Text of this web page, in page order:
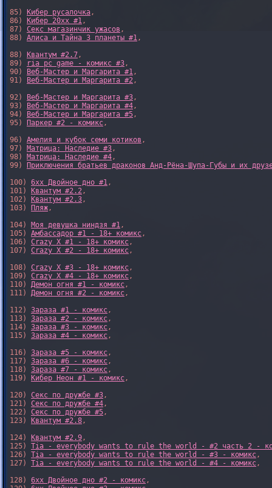
85) Кибер русалочка ,
86) Кибер 20xx #1 ,
87) Секс магазинчик ужасов ,
88) Алиса и Тайна 3 планеты #1 ,
88) Квантум #2.7 ,
89)
ria pc game - комикс #3 ,
90) Веб-Мастер и Маргарита #1 ,
91) Веб-Мастер и Маргарита #2 ,
92) Веб-Мастер и Маргарита #3 ,
93) Веб-Мастер и Маргарита #4 ,
94) Веб-Мастер и Маргарита #5 ,
95) Паркер #2 - комикс ,
96) Амелия и кубок семи котиков ,
97) Матрица: Наследие #3 ,
98) Матрица: Наследие #4 ,
99) Приключения братьев драконов Анд-Рёна-Шупа-Губы и их
100) 6xx Двойное дно #1 ,
101) Квантум #2.2 ,
102) Квантум #2.3 ,
103) Пляж ,
104) Моя девушка ниндзя #1 ,
105) Амбассадор #1 - 18+ комикс ,
106) Crazy X #1 - 18+ комикс ,
107) Crazy X #2 - 18+ комикс ,
108) Crazy X #3 - 18+ комикс ,
109) Crazy X #4 - 18+ комикс ,
110) Демон огня #1 - комикс ,
111) Демон огня #2 - комикс ,
112) Зараза #1 - комикс ,
113) Зараза #2 - комикс ,
114) Зараза #3 - комикс ,
115) Зараза #4 - комикс ,
116) Зараза #5 - комикс ,
117) Зараза #6 - комикс ,
118) Зараза #7 - комикс ,
119) Кибер Неон #1 - комикс ,
120) Секс по дружбе #3 ,
121) Секс по дружбе #4 ,
122) Секс по дружбе #5 ,
123) Квантум #2.8 ,
124) Квантум #2.9 ,
125) Tia - everybody wants to rule the world - #2 часть 2 -
126) Tia - everybody wants to rule the world - #3 - комикс ,
127) Tia - everybody wants to rule the world - #4 - комикс ,
128) 6xx Двойное дно #2 - комикс ,